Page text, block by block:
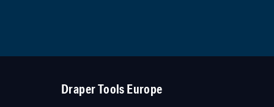
Draper Tools Europe